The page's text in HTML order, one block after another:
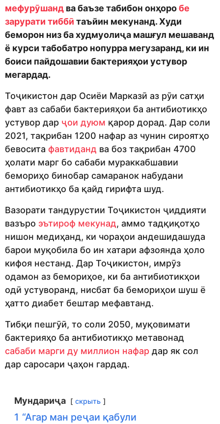
мефурӯшанд ва баъзе табибон онҳоробе
зарурати тиббӣ таъйин мекунанд. Худи
беморон низ ба худмуолиҷа машғул мешаванд
ё курси табобатро нопурра мегузаранд, ки ин
боиси пайдошавии бактерияҳои устувор
мегардад.
Тоҷикистон дар Осиёи Марказӣ аз рӯи сатҳи
фавт аз сабаби бактерияҳои ба антибиотикҳо
устувор дар ҷои дуюм қарор дорад. Дар соли
2021, тақрибан 1200 нафар аз чунин сироятҳо
бевосита фавтиданд ва боз тақрибан 4700
ҳолати марг бо сабаби мураккабшавии
бемориҳо бинобар самаранок набудани
антибиотикҳо ба қайд гирифта шуд.
Вазорати тандурустии Тоҷикистон ҷиддияти
вазъро эътироф мекунад, аммо тадқиқотҳо
нишон медиҳанд, ки чораҳои андешидашуда
барои муқобила бо ин хатари афзоянда ҳоло
кифоя нестанд. Дар Тоҷикистон, имрӯз
одамон аз бемориҳое, ки ба антибиотикҳои
одӣ устуворанд, нисбат ба бемориҳои шуш ё
ҳатто диабет бештар мефавтанд.
Тибқи пешгӯӣ, то соли 2050, муқовимати
бактерияҳо ба антибиотикҳо метавонад
сабаби марги ду миллион нафар дар як сол
дар саросари ҷаҳон гардад.
Мундариҷа скрыть
1 “Агар ман реҷаи қабули